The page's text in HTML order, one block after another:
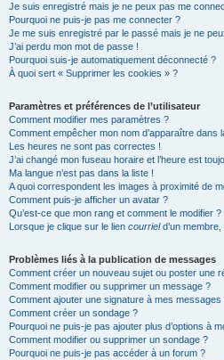
Je suis enregistré mais je ne peux pas me
Pourquoi ne puis-je pas me connecter ?
Je me suis enregistré par le passé mais je ne
J’ai perdu mon mot de passe !
Pourquoi suis-je automatiquement déconnecté ?
À quoi sert « Supprimer les cookies » ?
Paramètres et préférences de l’utilisateur
Comment modifier mes paramètres ?
Comment empêcher mon nom d’apparaître
Les heures ne sont pas correctes !
J’ai changé mon fuseau horaire et l’heure est
Ma langue n’est pas dans la liste !
A quoi correspondent les images à proximité de
Comment puis-je afficher un avatar ?
Qu’est-ce que mon rang et comment le modifier ?
Lorsque je clique sur le lien courrield’un
Problèmes liés à la publication de messages
Comment créer un nouveau sujet ou poster une
Comment modifier ou supprimer un message ?
Comment ajouter une signature à mes messages
Comment créer un sondage ?
Pourquoi ne puis-je pas ajouter plus d’options à
Comment modifier ou supprimer un sondage ?
Pourquoi ne puis-je pas accéder à un forum ?